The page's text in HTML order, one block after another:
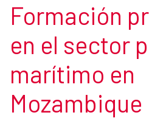
Formación
en el sector
marítimo en
Mozambique